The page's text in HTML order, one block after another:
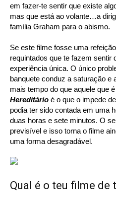
em fazer-te sentir que existe
mas que está ao volante…a
família Graham para o abismo.
Se este filme fosse uma
requintados que te fazem sentir
experiência única. O único
banquete conduz a saturação e
mais tempo do que aquele que
Hereditário é o que o impede
podia ter sido contada em uma
duas horas e sete minutos. O
previsível e isso torna o filme
uma forma desagradável.
Qual é o teu filme